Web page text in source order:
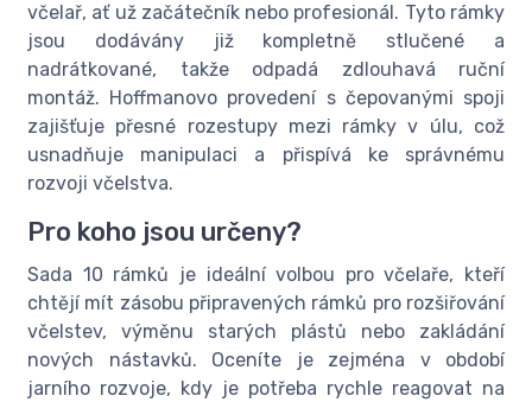
včelař, ať už začátečník nebo profesionál. Tyto rámky
jsou dodávány již kompletně stlučené a
nadrátkované, takže odpadá zdlouhavá ruční
montáž. Hoffmanovo provedení s čepovanými spoji
zajišťuje přesné rozestupy mezi rámky v úlu, což
usnadňuje manipulaci a přispívá ke správnému
rozvoji včelstva.
Pro koho jsou určeny?
Sada 10 rámků je ideální volbou pro včelaře, kteří
chtějí mít zásobu připravených rámků pro rozšiřování
včelstev, výměnu starých plástů nebo zakládání
nových nástavků. Oceníte je zejména v období
jarního rozvoje, kdy je potřeba rychle reagovat na